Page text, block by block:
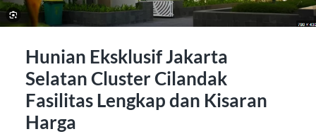
Hunian Eksklusif Jakarta
Selatan Cluster Cilandak
Fasilitas Lengkap dan Kisaran
Harga